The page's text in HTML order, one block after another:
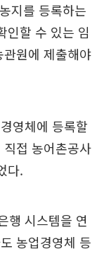
지를 등록하는
인할 수 있는 임
원에 제출해야
영체에 등록할
접 농어촌공사
다.
행 시스템을 연
농업경영체 등